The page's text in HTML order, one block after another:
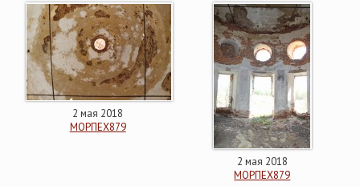
2 мая 2018
МОРПЕХ879
2 мая 2018
МОРПЕХ879